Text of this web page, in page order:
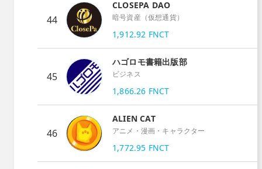
44
CLOSEPA DAO
暗号資産（仮想通貨）
1,912.92 FNCT
45
ハゴロモ書籍出版部
ビジネス
1,866.26 FNCT
46
ALIEN CAT
アニメ・漫画・キャラクター
1,772.95 FNCT